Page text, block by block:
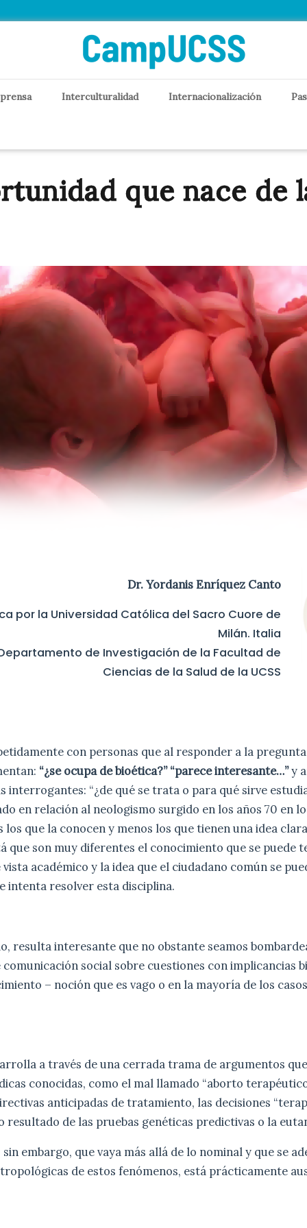
Interculturalidad Internacionalización
que nace de
Dr. Yordanis Enríquez Canto
por la Universidad Católica del Sacro Cuore de
Milán. Italia
de Investigación de la Facultad de
Ciencias de la Salud de la UCSS
con personas que al responder a la
“¿se ocupa de bioética?” “parece interesante…”y
interrogantes: “¿de qué se trata o para qué sirve
en relación al neologismo surgido en los años 70 en
los que la conocen y menos los que tienen una idea
que son muy diferentes el conocimiento que se puede
académico y la idea que el ciudadano común se
intenta resolver esta disciplina.
resulta interesante que no obstante seamos
social sobre cuestiones con implicancias
– noción que es vago o en la mayoría de los
a través de una cerrada trama de argumentos
conocidas, como el mal llamado “aborto
anticipadas de tratamiento, las decisiones
resultado de las pruebas genéticas predictivas o la
embargo, que vaya más allá de lo nominal y que se
de estos fenómenos, está prácticamente